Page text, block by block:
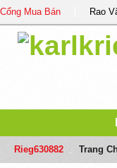
Cổng Mua Bán Rao
Rieg630882 Trang